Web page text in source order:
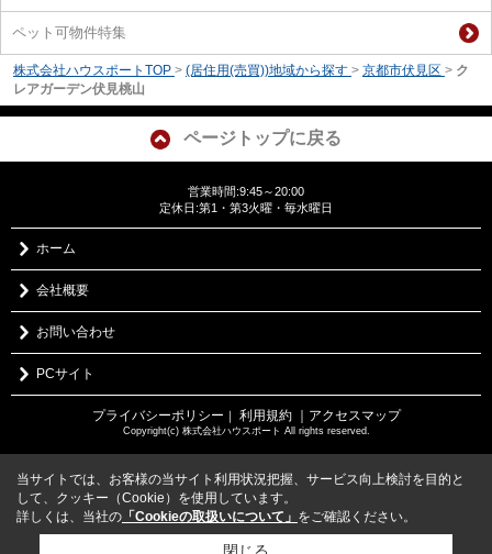
ペット可物件特集
株式会社ハウスポートTOP > (居住用(売買))地域から探す > 京都市伏見区 > ク
レアガーデン伏見桃山
ページトップに戻る
営業時間:9:45～20:00
定休日:第1・第3火曜・毎水曜日
ホーム
会社概要
お問い合わせ
PCサイト
プライバシーポリシー ｜ 利用規約 ｜アクセスマップ
Copyright(c) 株式会社ハウスポート All rights reserved.
当サイトでは、お客様の当サイト利用状況把握、サービス向上検討を目的と
して、クッキー（Cookie）を使用しています。
詳しくは、当社の 「Cookieの取扱いについて」 をご確認ください。